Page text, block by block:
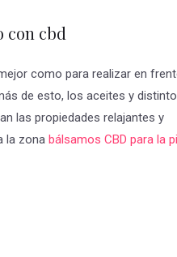
con cbd
como para realizar en
de esto, los aceites y
las propiedades relajantes y
la zona bálsamos CBD para la